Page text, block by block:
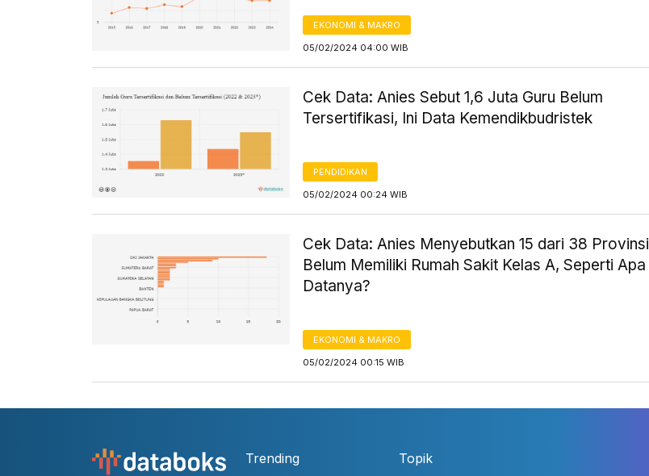
EKONOMI & MAKRO
05/02/2024 04:00 WIB
Cek Data: Anies Sebut 1,6 Juta Guru Belum
Tersertifikasi, Ini Data Kemendikbudristek
PENDIDIKAN
05/02/2024 00:24 WIB
Cek Data: Anies Menyebutkan 15 dari 38 Provinsi
Belum Memiliki Rumah Sakit Kelas A, Seperti Apa
Datanya?
EKONOMI & MAKRO
05/02/2024 00:15 WIB
Trending Topik